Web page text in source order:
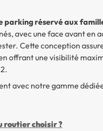
parking réservé aux
avec une face avant en
Cette conception
offrant une visibilité
avec notre gamme
routier choisir ?